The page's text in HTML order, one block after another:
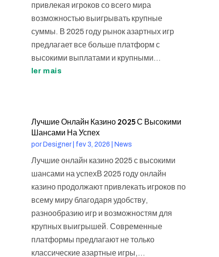
привлекая игроков со всего мира
возможностью выигрывать крупные
суммы. В 2025 году рынок азартных игр
предлагает все больше платформ с
высокими выплатами и крупными...
ler mais
Лучшие Онлайн Казино 2025 С Высокими
Шансами На Успех
por Designer| fev 3, 2026 News
Лучшие онлайн казино 2025 с высокими
шансами на успехВ 2025 году онлайн
казино продолжают привлекать игроков по
всему миру благодаря удобству,
разнообразию игр и возможностям для
крупных выигрышей. Современные
платформы предлагают не только
классические азартные игры,...